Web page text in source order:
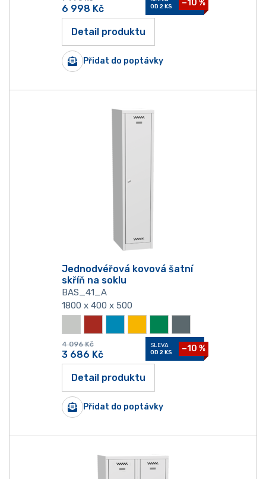
6 998 Kč
OD 2 KS
−10 %
Detail produktu
Přidat do poptávky
Jednodvéřová kovová šatní
skříň na soklu
BAS_41_A
1800 x 400 x 500
4 096 Kč
3 686 Kč
SLEVA
OD 2 KS
−10 %
Detail produktu
Přidat do poptávky